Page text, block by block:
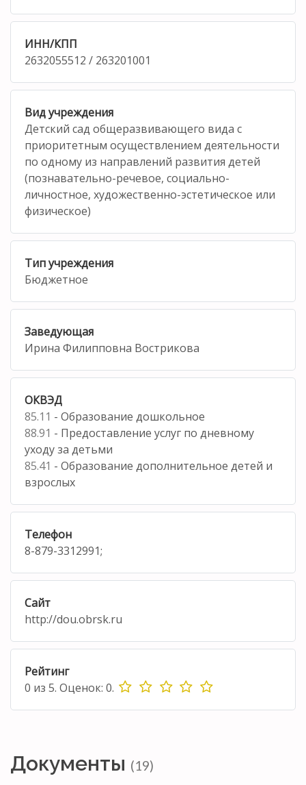
ИНН/КПП
2632055512 / 263201001
Вид учреждения
Детский сад общеразвивающего вида с
приоритетным осуществлением деятельности
по одному из направлений развития детей
(познавательно-речевое, социально-
личностное, художественно-эстетическое или
физическое)
Тип учреждения
Бюджетное
Заведующая
Ирина Филипповна Вострикова
ОКВЭД
85.11 - Образование дошкольное
88.91 - Предоставление услуг по дневному
уходу за детьми
85.41 - Образование дополнительное детей и
взрослых
Телефон
8-879-3312991;
Сайт
http://dou.obrsk.ru
Рейтинг
0 из 5. Оценок: 0.
Документы (19)